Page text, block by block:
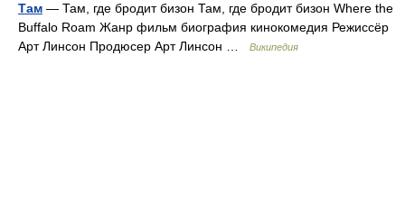
Там — Там, где бродит бизон Там, где бродит бизон Where the
Buffalo Roam Жанр фильм биография кинокомедия Режиссёр
Арт Линсон Продюсер Арт Линсон …
Википедия